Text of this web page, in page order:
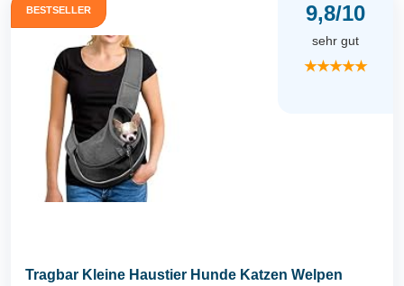
BESTSELLER 9,8/10
sehr gut
★★★★★
Tragbar Kleine Haustier Hunde Katzen Welpen